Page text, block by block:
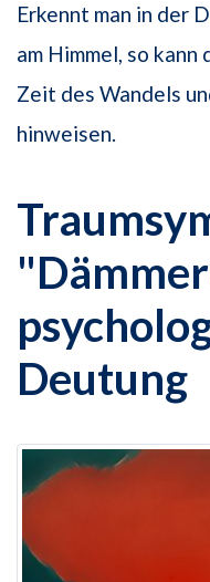
Erkennt man in der
am Himmel, so
Zeit des Wandels
hinweisen.
Deutung